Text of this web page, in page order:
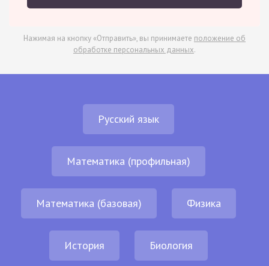
Нажимая на кнопку «Отправить», вы принимаете положение об
обработке персональных данных.
Русский язык
Математика (профильная)
Математика (базовая) Физика
История Биология